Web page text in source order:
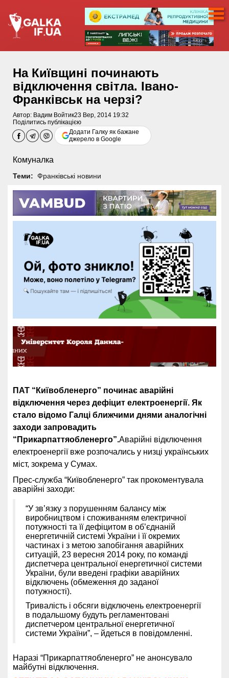
На Київщині починають
відключення світла. Івано-
Франківськ на черзі?
Автор: Вадим Войтик23 Вер, 2014 19:32
Поділитись публікацією
Додати Галку як бажане
джерело в Google
Комуналка
Теми: Франківські новини
ПАТ “Київобленерго” починає аварійні
відключення через дефіцит електроенергії. Як
стало відомо Галці ближчими днями аналогічні
заходи запровадить
“Прикарпаттяобленерго”.Аварійні відключення
електроенергії вже розпочались у низці українських
міст, зокрема у Сумах.
Прес-служба “Київобленерго” так прокоментувала
аварійні заходи:
“У зв’язку з порушенням балансу між
виробництвом і споживанням електричної
потужності та її дефіцитом в об’єднаній
енергетичній системі України і її окремих
частинах і з метою запобігання аварійних
ситуацій, 23 вересня 2014 року, по команді
диспетчера центральної енергетичної системи
України, були введені графіки аварійних
відключень (обмеження до заданої
потужності).
Тривалість і обсяги відключень електроенергії
в подальшому будуть регламентовані
диспетчером центральної енергетичної
системи України”, – йдеться в повідомленні.
Наразі “Прикарпаттяобленерго” не анонсувало
майбутні відключення.